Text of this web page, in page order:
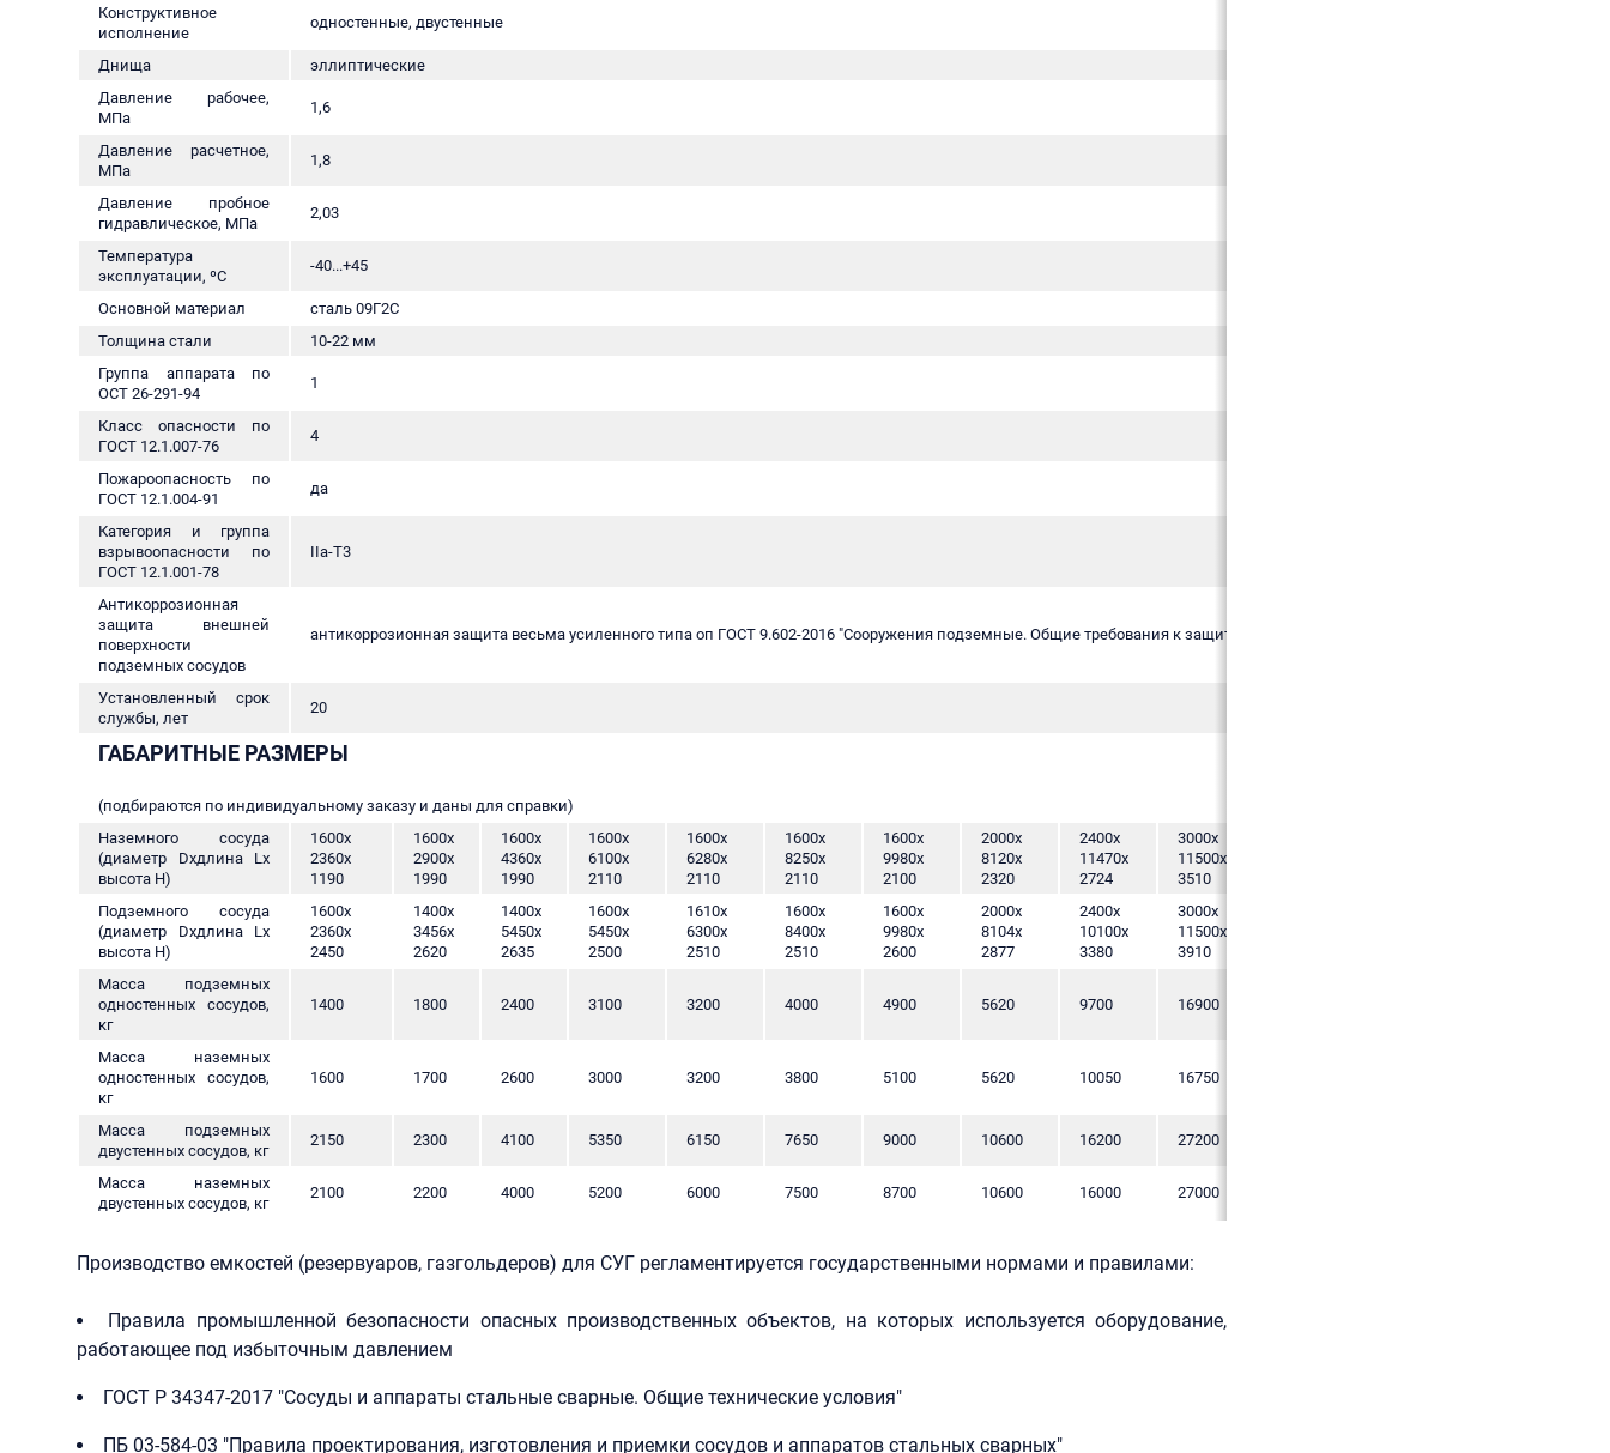
Конструктивное
исполнение
одностенные, двустенные
Днища
эллиптические
Давление рабочее,
МПа
1,6
Давление расчетное,
МПа
1,8
Давление пробное
гидравлическое, МПа
2,03
Температура
эксплуатации, ºС
-40...+45
Основной материал
сталь 09Г2С
Толщина стали
10-22 мм
Группа аппарата по
ОСТ 26-291-94
1
Класс опасности по
ГОСТ 12.1.007-76
4
Пожароопасность по
ГОСТ 12.1.004-91
да
Категория и группа
взрывоопасности по
ГОСТ 12.1.001-78
IIa-Т3
Антикоррозионная
защита внешней
поверхности
подземных сосудов
антикоррозионная защита весьма усиленного типа оп ГОСТ 9.602-2016 "Сооружения подземные. Общие требования к защите от коррозии"
Установленный срок
службы, лет
20
ГАБАРИТНЫЕ РАЗМЕРЫ
(подбираются по индивидуальному заказу и даны для справки)
Наземного сосуда
(диаметр Dхдлина Lх
высота Н)
1600х
2360х
1190
1600х
2900х
1990
1600х
4360х
1990
1600х
6100х
2110
1600х
6280х
2110
1600х
8250х
2110
1600х
9980х
2100
2000х
8120х
2320
2400х
11470х
2724
3000х
11500х
3510
Подземного сосуда
(диаметр Dхдлина Lх
высота Н)
1600х
2360х
2450
1400х
3456х
2620
1400х
5450х
2635
1600х
5450х
2500
1610х
6300х
2510
1600х
8400х
2510
1600х
9980х
2600
2000х
8104х
2877
2400х
10100х
3380
3000х
11500х
3910
Масса подземных
одностенных сосудов,
кг
1400 1800 2400 3100 3200 4000 4900 5620 9700 16900
Масса наземных
одностенных сосудов,
кг
1600 1700 2600 3000 3200 3800 5100 5620 10050 16750
Масса подземных
двустенных сосудов, кг
2150 2300 4100 5350 6150 7650 9000 10600 16200 27200
Масса наземных
двустенных сосудов, кг
2100 2200 4000 5200 6000 7500 8700 10600 16000 27000
Производство емкостей (резервуаров, газгольдеров) для СУГ регламентируется государственными нормами и правилами:
Правила промышленной безопасности опасных производственных объектов, на которых используется оборудование,
работающее под избыточным давлением
ГОСТ Р 34347-2017 "Сосуды и аппараты стальные сварные. Общие технические условия"
ПБ 03-584-03 "Правила проектирования, изготовления и приемки сосудов и аппаратов стальных сварных"